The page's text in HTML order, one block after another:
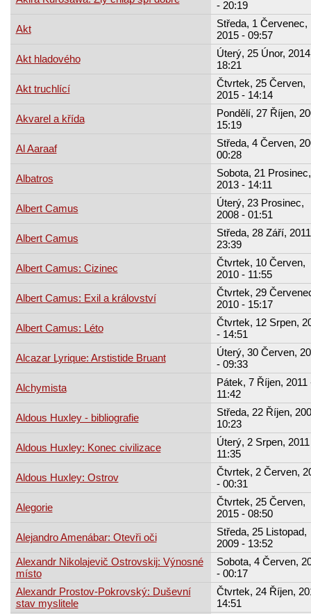
- 20:19
Akt
Středa, 1 Červenec,
2015 - 09:57
Akt hladového
Úterý, 25 Únor,
18:21
Akt truchlící
Čtvrtek, 25 Červen,
2015 - 14:14
Akvarel a křída
Pondělí, 27 Říjen,
15:19
Al Aaraaf
Středa, 4 Červen,
00:28
Albatros
Sobota, 21 Prosinec,
2013 - 14:11
Albert Camus
Úterý, 23 Prosinec,
2008 - 01:51
Albert Camus
Středa, 28 Září,
23:39
Albert Camus: Cizinec
Čtvrtek, 10 Červen,
2010 - 11:55
Albert Camus: Exil a království
Čtvrtek, 29
2010 - 15:17
Albert Camus: Léto
Čtvrtek, 12 Srpen,
- 14:51
Alcazar Lyrique: Arstistide Bruant
Úterý, 30 Červen,
- 09:33
Alchymista
Pátek, 7 Říjen, 2011
11:42
Aldous Huxley - bibliografie
Středa, 22 Říjen,
10:23
Aldous Huxley: Konec civilizace
Úterý, 2 Srpen,
11:35
Aldous Huxley: Ostrov
Čtvrtek, 2 Červen,
- 00:31
Alegorie
Čtvrtek, 25 Červen,
2015 - 08:50
Alejandro Amenábar: Otevři oči
Středa, 25 Listopad,
2009 - 13:52
Alexandr Nikolajevič Ostrovskij: Výnosné
místo
Sobota, 4 Červen,
- 00:17
Alexandr Prostov-Pokrovský: Duševní
stav myslitele
Čtvrtek, 24 Říjen,
14:51